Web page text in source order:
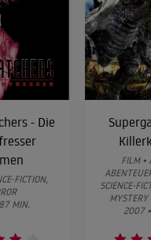
- Die
FICTION,
MIN.
FILM •
SCIENCE-
2007